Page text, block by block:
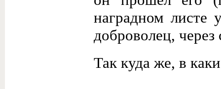
наградном
доброволец,
Так куда же, в